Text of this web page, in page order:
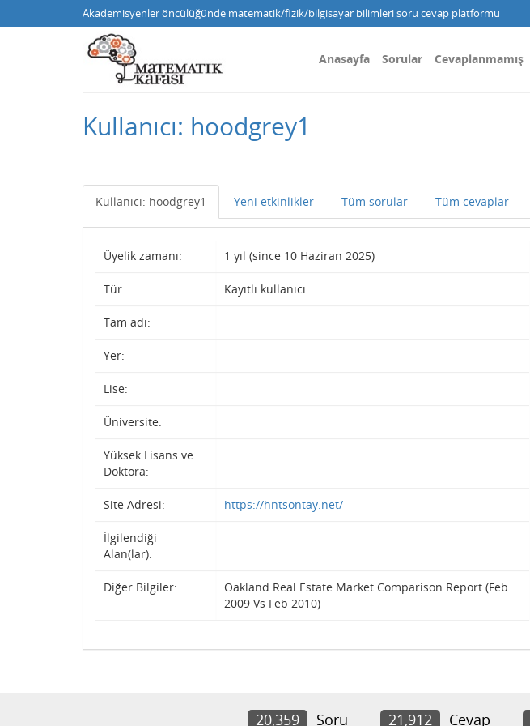
Akademisyenler öncülüğünde matematik/fizik/bilgisayar bilimleri soru cevap platformu
Anasayfa Sorular Cevaplanmamış
Kullanıcı: hoodgrey1
Kullanıcı: hoodgrey1 Yeni etkinlikler Tüm sorular Tüm cevaplar
Üyelik zamanı: 1 yıl (since 10 Haziran 2025)
Tür: Kayıtlı kullanıcı
Tam adı:
Yer:
Lise:
Üniversite:
Yüksek Lisans ve
Doktora:
Site Adresi: https://hntsontay.net/
İlgilendiği
Alan(lar):
Diğer Bilgiler:
Oakland Real Estate Market Comparison Report (Feb
2009 Vs Feb 2010)
20,359 Soru 21,912 Cevap